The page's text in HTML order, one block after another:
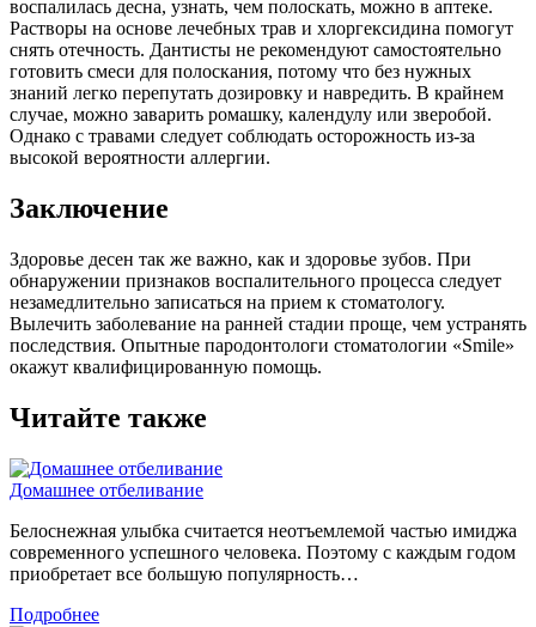
воспалилась десна, узнать, чем полоскать, можно в аптеке.
Растворы на основе лечебных трав и хлоргексидина помогут
снять отечность. Дантисты не рекомендуют самостоятельно
готовить смеси для полоскания, потому что без нужных
знаний легко перепутать дозировку и навредить. В крайнем
случае, можно заварить ромашку, календулу или зверобой.
Однако с травами следует соблюдать осторожность из-за
высокой вероятности аллергии.
Заключение
Здоровье десен так же важно, как и здоровье зубов. При
обнаружении признаков воспалительного процесса следует
незамедлительно записаться на прием к стоматологу.
Вылечить заболевание на ранней стадии проще, чем устранять
последствия. Опытные пародонтологи стоматологии «Smile»
окажут квалифицированную помощь.
Читайте также
Домашнее отбеливание
Белоснежная улыбка считается неотъемлемой частью имиджа
современного успешного человека. Поэтому с каждым годом
приобретает все большую популярность…
Подробнее